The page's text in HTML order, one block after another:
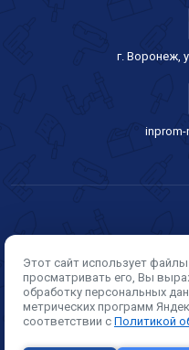
г. Воронеж,
inprom-
Этот сайт использует
просматривать его, Вы
обработку персональных
метрических программ
соответствии с Политикой